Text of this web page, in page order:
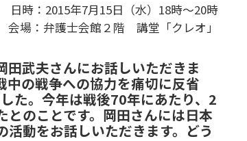
日時：2015年7月15日（水）18時～20時
会場：弁護士会館２階 講堂「クレオ」
武夫さんにお話しいただきま
の戦争への協力を痛切に反省
た。今年は戦後70年にあたり、2
のことです。岡田さんには日本
動をお話しいただきます。どう